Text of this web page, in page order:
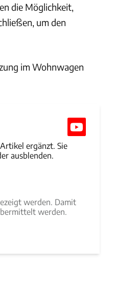
die Möglichkeit,
um den
im Wohnwagen
ergänzt. Sie
ausblenden.
werden. Damit
werden.